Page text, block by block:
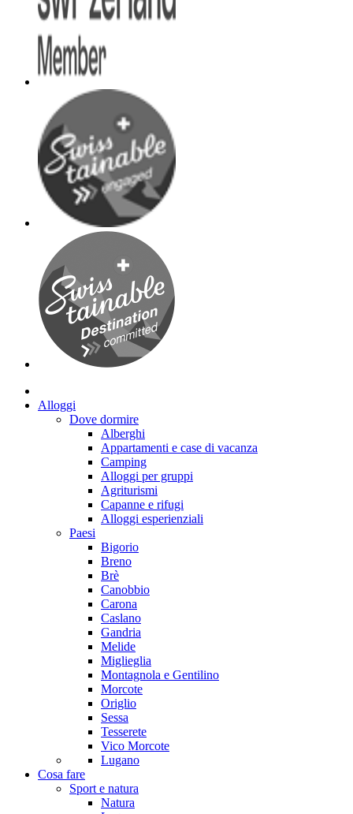
Alloggi
Dove dormire
Alberghi
Appartamenti e case di vacanza
Camping
Alloggi per gruppi
Agriturismi
Capanne e rifugi
Alloggi esperienziali
Paesi
Bigorio
Breno
Brè
Canobbio
Carona
Caslano
Gandria
Melide
Miglieglia
Montagnola e Gentilino
Morcote
Origlio
Sessa
Tesserete
Vico Morcote
Lugano
Cosa fare
Sport e natura
Natura